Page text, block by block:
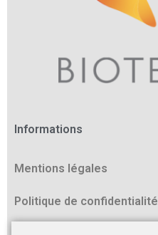
Informations
Mentions légales
Politique de confidentialité